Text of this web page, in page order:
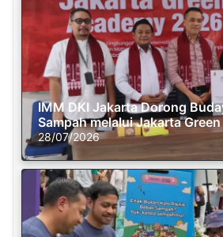
IMM DKI Jakarta Dorong
Sampah melalui Jakarta
28/07/2026